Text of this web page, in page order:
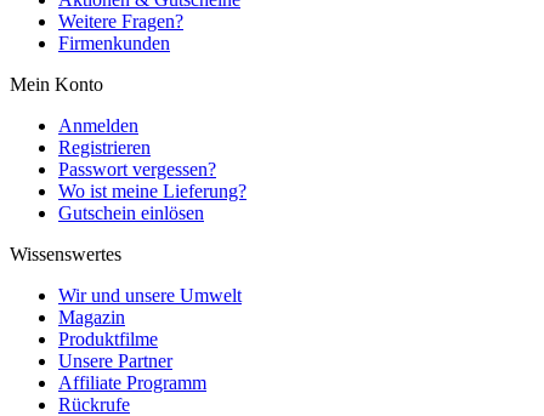
Weitere Fragen?
Firmenkunden
Mein Konto
Anmelden
Registrieren
Passwort vergessen?
Wo ist meine Lieferung?
Gutschein einlösen
Wissenswertes
Wir und unsere Umwelt
Magazin
Produktfilme
Unsere Partner
Affiliate Programm
Rückrufe